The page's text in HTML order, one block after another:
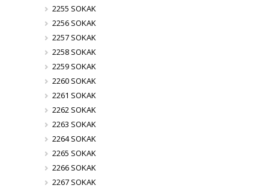
2255 SOKAK
2256 SOKAK
2257 SOKAK
2258 SOKAK
2259 SOKAK
2260 SOKAK
2261 SOKAK
2262 SOKAK
2263 SOKAK
2264 SOKAK
2265 SOKAK
2266 SOKAK
2267 SOKAK